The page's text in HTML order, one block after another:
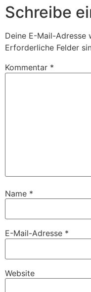
Schreibe
Deine E-Mail-
Erforderliche Felder
Kommentar *
Name *
E-Mail-Adresse *
Website